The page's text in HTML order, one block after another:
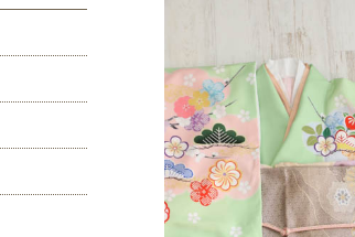
浦和店 アリオ上尾店
つくば学園の森店
静岡県
サンストリート浜北店